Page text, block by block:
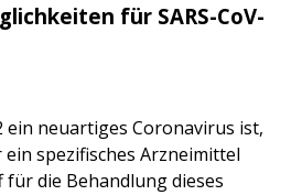
für SARS-CoV-
ein neuartiges Coronavirus ist,
spezifisches Arzneimittel
die Behandlung dieses